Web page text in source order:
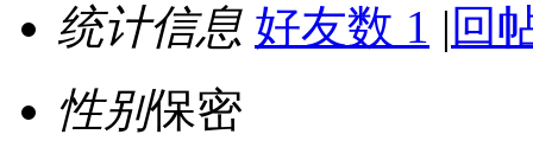
统计信息 好友数 1 | 回
性别保密